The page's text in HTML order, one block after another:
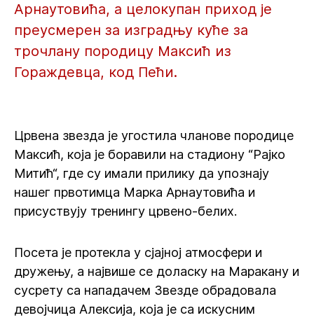
Арнаутовића, а целокупан приход је
преусмерен за изградњу куће за
трочлану породицу Максић из
Гораждевца, код Пећи.
Црвена звезда је угостила чланове породице
Максић, која је боравили на стадиону “Рајко
Митић“, где су имали прилику да упознају
нашег првотимца Марка Арнаутовића и
присуствују тренингу црвено-белих.
Посета је протекла у сјајној атмосфери и
дружењу, а највише се доласку на Маракану и
сусрету са нападачем Звезде обрадовала
девојчица Алексија, која је са искусним